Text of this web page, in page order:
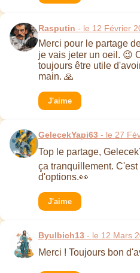
Rasputin - le 12 Février
Merci pour le partage
je vais jeter un oeil. 😉
toujours être utile
main. 🙏
J'aime
GelecekYapi63 - le 27
Top le partage,
ça tranquillement.
d'options.👀
J'aime
Byulbich13 - le 12 Mars
Merci ! Toujours bon